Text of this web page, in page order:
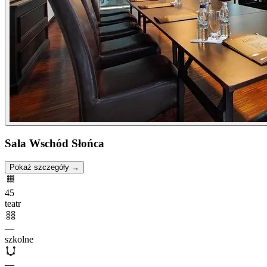
Sala Wschód Słońca
Pokaż szczegóły →
45
teatr
—
szkolne
—